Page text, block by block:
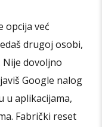
opcija već
drugoj osobi,
Nije dovoljno
Google nalog
u aplikacijama,
Fabrički reset